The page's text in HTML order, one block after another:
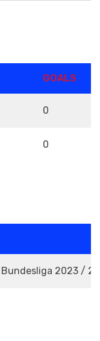
GOALS
0
0
Bundesliga 2023 /